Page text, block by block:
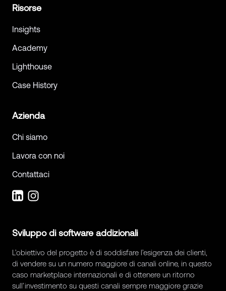
Risorse
Insights
Academy
Lighthouse
Case History
Azienda
Chi siamo
Lavora con noi
Contattaci
Sviluppo di software addizionali
L’obiettivo del progetto è di soddisfare l’esigenza dei clienti,
di vendere su un numero maggiore di canali online, in questo
caso marketplace internazionali e di ottenere un ritorno
sull’investimento su questi canali sempre maggiore grazie